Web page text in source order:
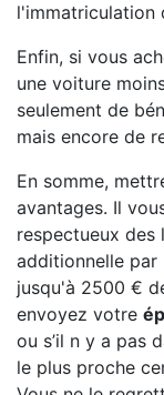
l'immatriculation
Enfin, si vous
une voiture
seulement de
mais encore de
En somme,
avantages. Il
respectueux
additionnelle
jusqu'à 2500 €
envoyez votre
ou s’il n y a pas
le plus proche